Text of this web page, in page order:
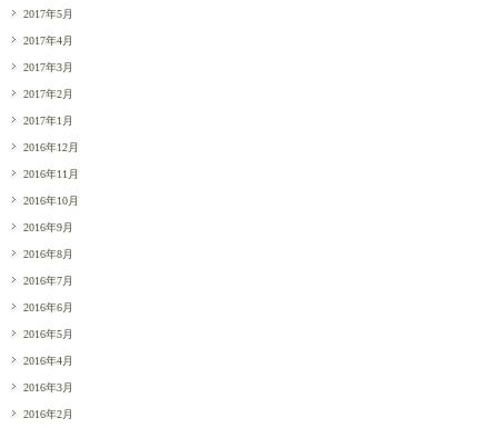
2017年5月
2017年4月
2017年3月
2017年2月
2017年1月
2016年12月
2016年11月
2016年10月
2016年9月
2016年8月
2016年7月
2016年6月
2016年5月
2016年4月
2016年3月
2016年2月